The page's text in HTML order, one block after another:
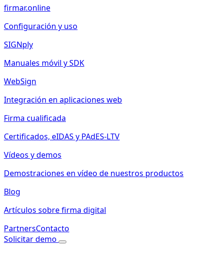
firmar.online
Configuración y uso
SIGNply
Manuales móvil y SDK
WebSign
Integración en aplicaciones web
Firma cualificada
Certificados, eIDAS y PAdES-LTV
Vídeos y demos
Demostraciones en vídeo de nuestros productos
Blog
Artículos sobre firma digital
PartnersContacto
Solicitar demo